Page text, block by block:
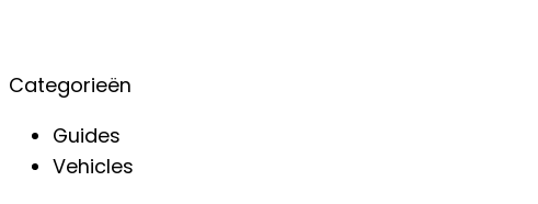
Categorieën
Guides
Vehicles